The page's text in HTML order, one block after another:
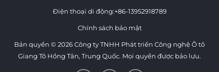
Điện thoại di động:+86-13952918789
Chính sách bảo mật
Bản quyền © 2026 Công ty TNHH Phát triển Công nghệ Ô tô
Giang Tô Hồng Tân, Trung Quốc. Mọi quyền được bảo lưu.